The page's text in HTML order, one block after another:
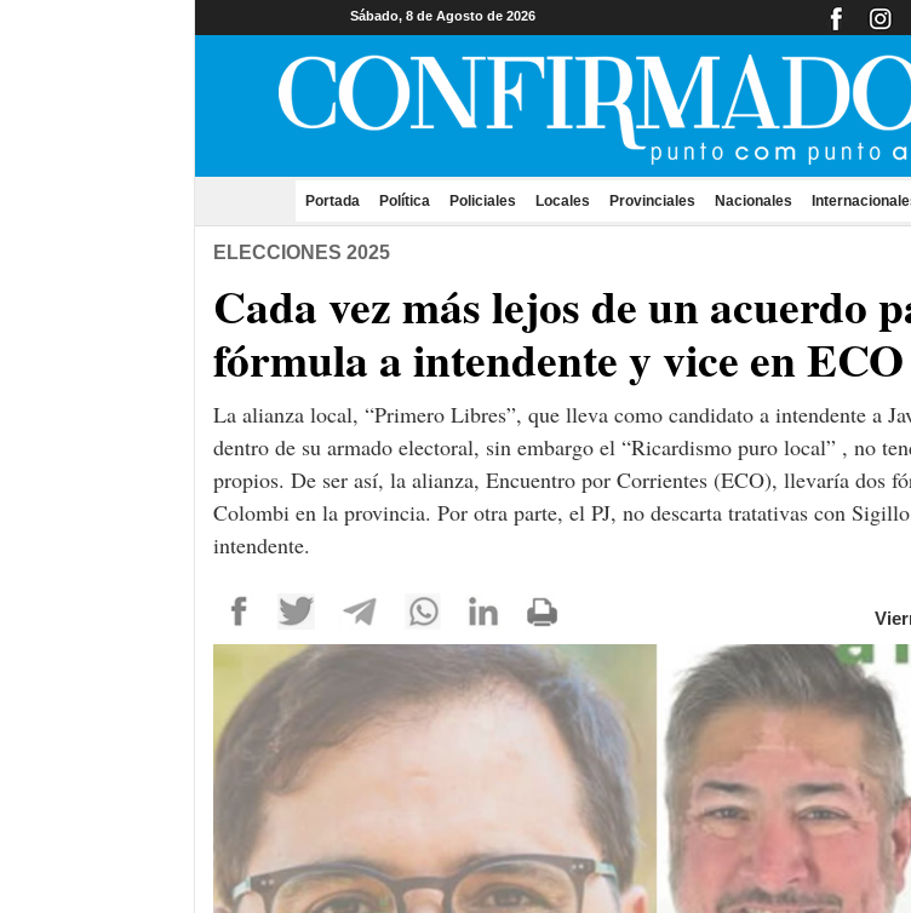
Sábado, 8 de Agosto de 2026
Portada(current)
Política Policiales Locales Provinciales Nacionales
ELECCIONES 2025
Cada vez más lejos de un acuerdo
fórmula a intendente y vice en ECO
La alianza local, “Primero Libres”, que lleva como candidato a intendente a
dentro de su armado electoral, sin embargo el “Ricardismo puro local” , no
propios. De ser así, la alianza, Encuentro por Corrientes (ECO), llevaría dos
Colombi en la provincia. Por otra parte, el PJ, no descarta tratativas con
intendente.